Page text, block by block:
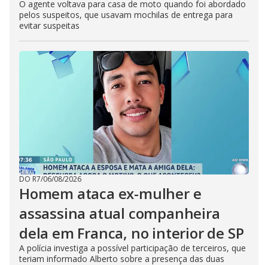
O agente voltava para casa de moto quando foi abordado
pelos suspeitos, que usavam mochilas de entrega para
evitar suspeitas
DO R7/06/08/2026
Homem ataca ex-mulher e
assassina atual companheira
dela em Franca, no interior de SP
A polícia investiga a possível participação de terceiros, que
teriam informado Alberto sobre a presença das duas